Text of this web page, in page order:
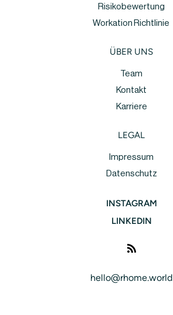
hello@rhome.world
Risikobewertung
Workation Richtlinie
LEGAL
Impressum
Datenschutz
ÜBER UNS
Team
Karriere
Kontakt
INSTAGRAM
LINKEDIN